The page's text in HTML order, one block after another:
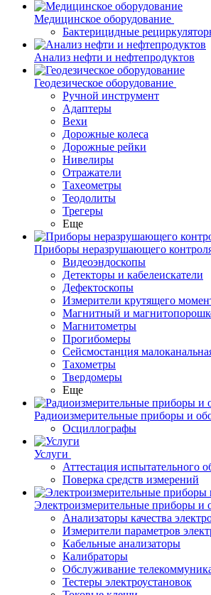
Медицинское оборудование
Бактерицидные
Анализ нефти и нефтепродуктов
Геодезическое оборудование
Ручной инструмент
Адаптеры
Вехи
Дорожные колеса
Дорожные рейки
Нивелиры
Отражатели
Тахеометры
Теодолиты
Трегеры
Еще
Приборы неразрушающего
Видеоэндоскопы
Детекторы и кабелеискатели
Дефектоскопы
Измерители крутящего
Магнитный и
Магнитометры
Прогибомеры
Сейсмостанция
Тахометры
Твердомеры
Еще
Радиоизмерительные приборы и
Осциллографы
Услуги
Аттестация испытательного
Поверка средств измерений
Электроизмерительные приборы и
Анализаторы качества
Измерители параметров
Кабельные анализаторы
Калибраторы
Обслуживание
Тестеры электроустановок